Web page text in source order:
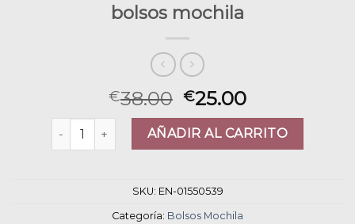
bolsos mochila
€38.00 €25.00
bolsos mochila cantidadAÑADIR AL CARRITO
SKU: EN-01550539
Categoría: Bolsos Mochila